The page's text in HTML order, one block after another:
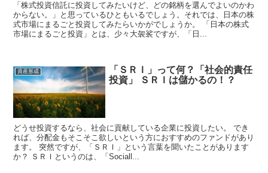
「株式投資信託に投資してみたいけど、どの銘柄を選んでよいのかわ
からない。」と思っているひともいるでしょう。それでは、日本の株
式市場にまるごと投資してみたらいかがでしょうか。 「日本の株式
市場にまるごと投資」とは、少々大袈裟ですが、「日...
資産形成
「ＳＲＩ」って何？「社会的責任
投資」 ＳＲＩは儲かるの！？
どうせ投資するなら、社会に貢献している企業に投資したい。 でき
れば、分配金もそこそこ欲しいという方におすすめのファンドがあり
ます。 突然ですが、「ＳＲＩ」という言葉を聞いたことがあります
か？ ＳＲＩというのは、「Sociall...